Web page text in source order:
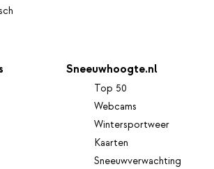
Sneeuwhoogte.nl
Top 50
Webcams
Wintersportweer
Kaarten
Sneeuwverwachting